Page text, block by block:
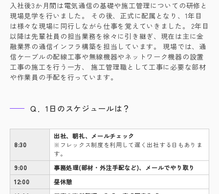
入社後3か月間は電気通信の基礎や施工管理についての研修と
現場見学を行いました。 その後、正式に配属となり、1年目
は様々な現場に同行しながら仕事を覚えていきました。 2年目
以降は先輩社員の担当業務を徐々に引き継ぎ、現在は主に金
融業界の通信インフラ構築を担当しています。 現場では、通
信ケーブルの配線工事や無線機器やネットワーク機器の設置
工事の施工を行う一方、 施工管理職として工事に必要な部材
や作業員の手配を行っています。
Ｑ．1日のスケジュールは？
8:30
出社、朝礼、メールチェック
※フレックス制度を利用して遅く出社する日もありま
す。
9:00
事務処理(部材・外注手配など)、メールでやり取り
12:00
昼休憩